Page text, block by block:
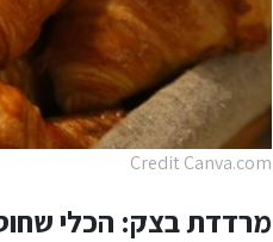
Credit Canva.com
מרדדת בצק: הכלי